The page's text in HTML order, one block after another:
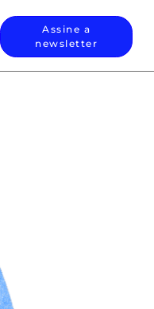
Assine a
newsletter